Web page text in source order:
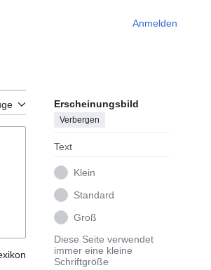
Anmelden
Erscheinungsbild
Verbergen
Text
Klein
Standard
Groß
Diese Seite verwendet
immer eine kleine
Schriftgröße